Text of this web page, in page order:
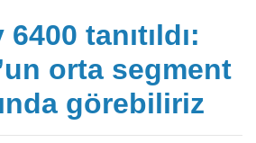
tanıtıldı:
orta segment
görebiliriz